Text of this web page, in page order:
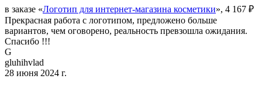
в заказе «Логотип для интернет-магазина косметики», 4 167 ₽
Прекрасная работа с логотипом, предложено больше
вариантов, чем оговорено, реальность превзошла ожидания.
Спасибо !!!
G
gluhihvlad
28 июня 2024 г.